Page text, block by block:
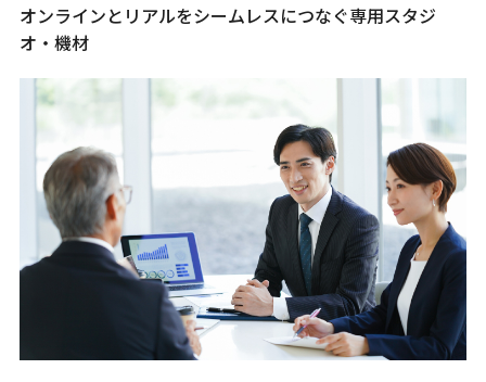
オンラインとリアルをシームレスにつなぐ専用スタジ
オ・機材